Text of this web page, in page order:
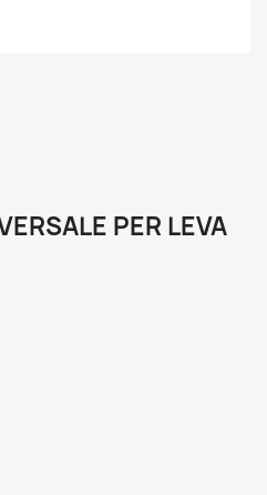
PER LEVA